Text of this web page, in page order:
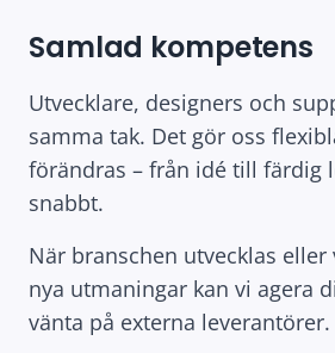
Samlad kompetens
Utvecklare, designers och
samma tak. Det gör oss
förändras – från idé till färdig
snabbt.
När branschen utvecklas eller
nya utmaningar kan vi agera
vänta på externa leverantörer.